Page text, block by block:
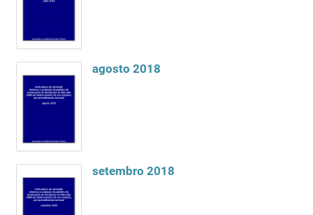
agosto 2018
setembro 2018